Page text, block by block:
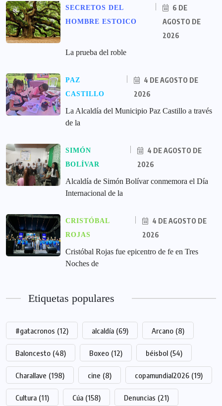
SECRETOS DEL
HOMBRE ESTOICO
6 DE
AGOSTO DE
2026
La prueba del roble
PAZ
CASTILLO
4 DE AGOSTO DE
2026
La Alcaldía del Municipio Paz Castillo a través
de la
SIMÓN
BOLÍVAR
4 DE AGOSTO DE
2026
Alcaldía de Simón Bolívar conmemora el Día
Internacional de la
CRISTÓBAL
ROJAS
4 DE AGOSTO DE
2026
Cristóbal Rojas fue epicentro de fe en Tres
Noches de
Etiquetas populares
#gatacronos (12) alcaldía (69) Arcano (8)
Baloncesto (48) Boxeo (12) béisbol (54)
Charallave (198) cine (8) copamundial2026 (19)
Cultura (11) Cúa (158) Denuncias (21)